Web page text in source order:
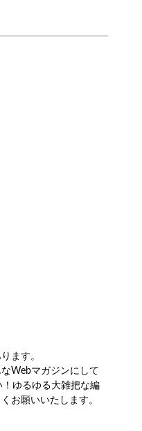
ます。
Webマガジンにして
ゆるゆる大雑把な編
お願いいたします。